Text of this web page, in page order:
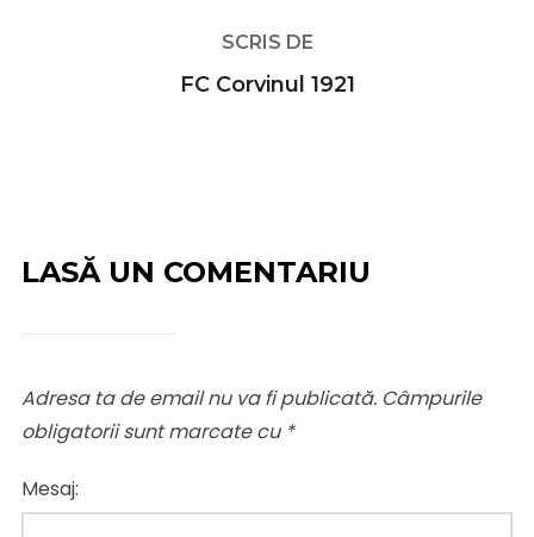
SCRIS DE
FC Corvinul 1921
LASĂ UN COMENTARIU
Adresa ta de email nu va fi publicată. Câmpurile
obligatorii sunt marcate cu *
Mesaj: